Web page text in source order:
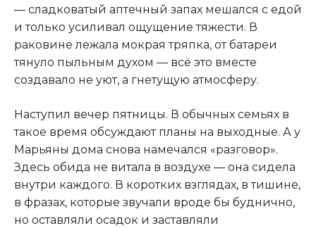
— сладковатый аптечный запах мешался с едой
и только усиливал ощущение тяжести. В
раковине лежала мокрая тряпка, от батареи
тянуло пыльным духом — всё это вместе
создавало не уют, а гнетущую атмосферу.
Наступил вечер пятницы. В обычных семьях в
такое время обсуждают планы на выходные. А у
Марьяны дома снова намечался «разговор».
Здесь обида не витала в воздухе — она сидела
внутри каждого. В коротких взглядах, в тишине,
в фразах, которые звучали вроде бы буднично,
но оставляли осадок и заставляли